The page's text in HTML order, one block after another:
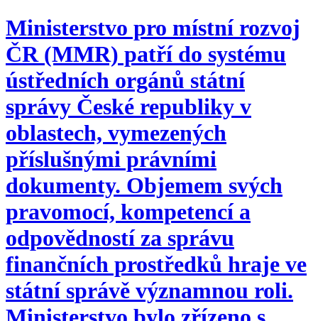
Ministerstvo pro místní rozvoj
ČR (MMR) patří do systému
ústředních orgánů státní
správy České republiky v
oblastech, vymezených
příslušnými právními
dokumenty. Objemem svých
pravomocí, kompetencí a
odpovědností za správu
finančních prostředků hraje ve
státní správě významnou roli.